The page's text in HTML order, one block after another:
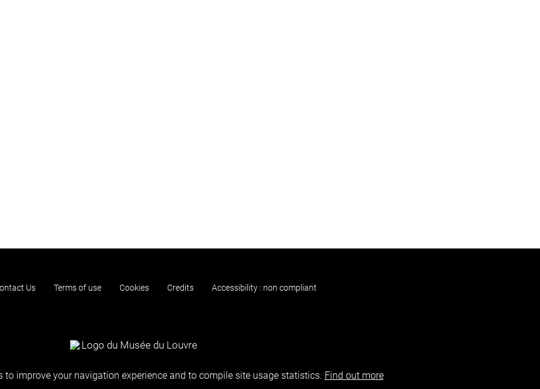
Us Terms of use Cookies Credits Accessibility : non compliant
to improve your navigation experience and to compile site usage statistics. Find out more